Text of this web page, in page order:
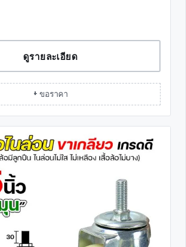
ดูรายละเอียด
+ ขอราคา